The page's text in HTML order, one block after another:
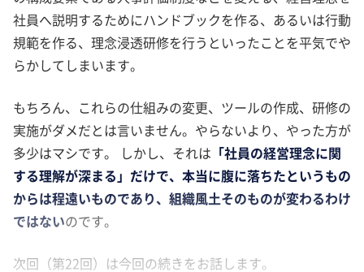
社員へ説明するためにハンドブックを作る、あるいは行動
規範を作る、理念浸透研修を行うといったことを平気でや
らかしてしまいます。
もちろん、これらの仕組みの変更、ツールの作成、研修の
実施がダメだとは言いません。やらないより、やった方が
多少はマシです。 しかし、それは 「社員の経営理念に関
する理解が深まる」だけで、本当に腹に落ちたというもの
からは程遠いものであり、組織風土そのものが変わるわけ
ではないのです。
次回（第22回）は今回の続きをお話します。